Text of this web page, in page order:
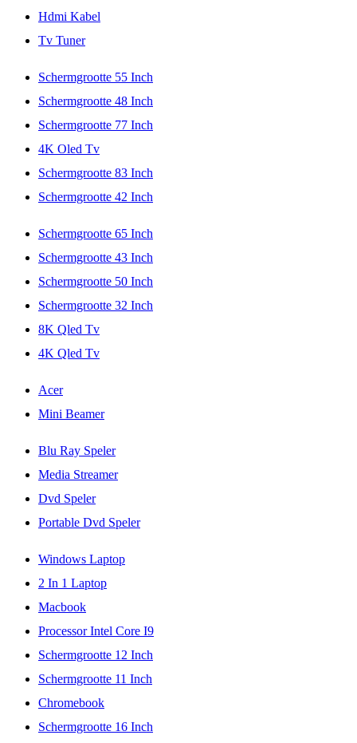
Hdmi Kabel
Tv Tuner
Schermgrootte 55 Inch
Schermgrootte 48 Inch
Schermgrootte 77 Inch
4K Oled Tv
Schermgrootte 83 Inch
Schermgrootte 42 Inch
Schermgrootte 65 Inch
Schermgrootte 43 Inch
Schermgrootte 50 Inch
Schermgrootte 32 Inch
8K Qled Tv
4K Qled Tv
Acer
Mini Beamer
Blu Ray Speler
Media Streamer
Dvd Speler
Portable Dvd Speler
Windows Laptop
2 In 1 Laptop
Macbook
Processor Intel Core I9
Schermgrootte 12 Inch
Schermgrootte 11 Inch
Chromebook
Schermgrootte 16 Inch